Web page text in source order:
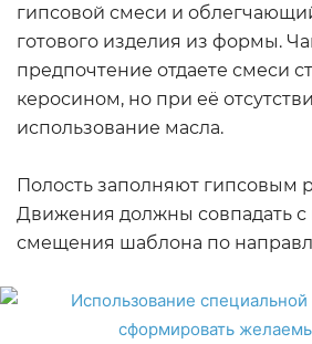
гипсовой смеси и
готового изделия из формы.
предпочтение отдаете смеси
керосином, но при её
использование масла.
Полость заполняют гипсовым
Движения должны совпадать
смещения шаблона по